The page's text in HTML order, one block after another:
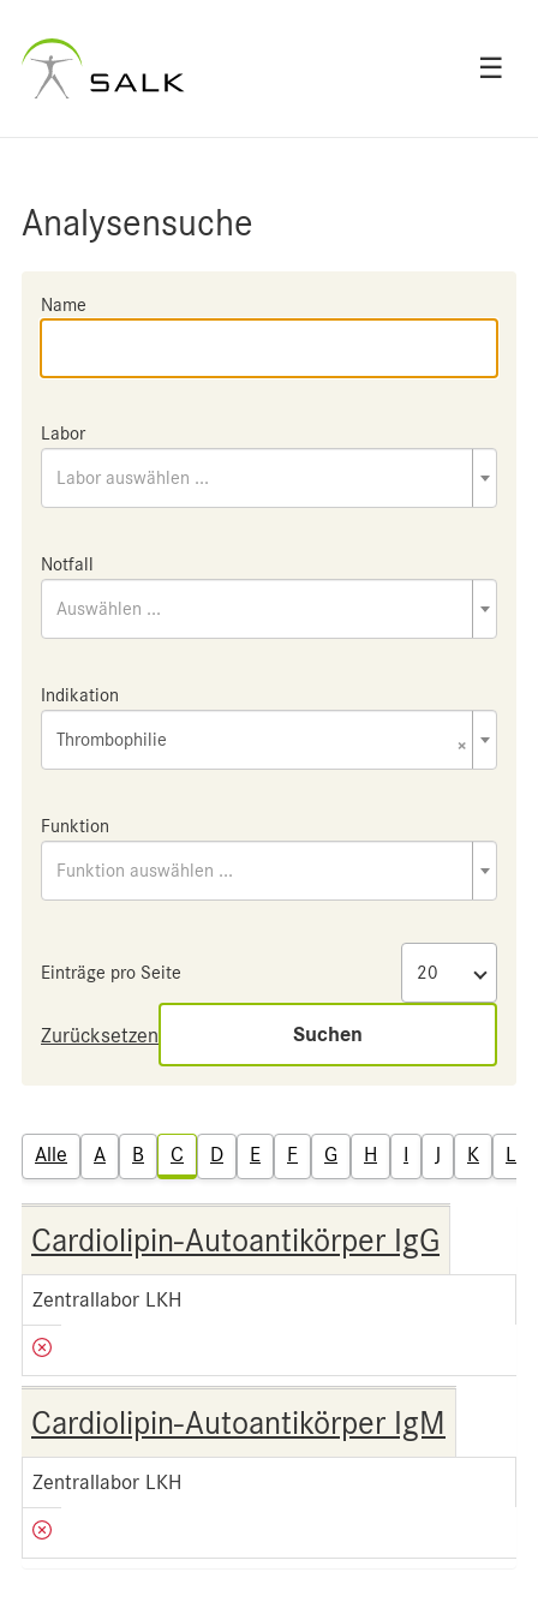
☰
Analysensuche
Name
Labor
Labor auswählen ...
Notfall
Auswählen ...
Indikation
×
Thrombophilie
Funktion
Funktion auswählen ...
Einträge pro Seite
Zurücksetzen Suchen
Alle A B C D E F G H I J K L
Cardiolipin-Autoantikörper IgG
Zentrallabor LKH
Cardiolipin-Autoantikörper IgM
Zentrallabor LKH